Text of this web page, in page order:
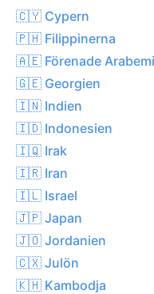
🇨🇾 Cypern
🇵🇭 Filippinerna
🇦🇪 Förenade
🇬🇪 Georgien
🇮🇳 Indien
🇮🇩 Indonesien
🇮🇶 Irak
🇮🇷 Iran
🇮🇱 Israel
🇯🇵 Japan
🇯🇴 Jordanien
🇨🇽 Julön
🇰🇭 Kambodja